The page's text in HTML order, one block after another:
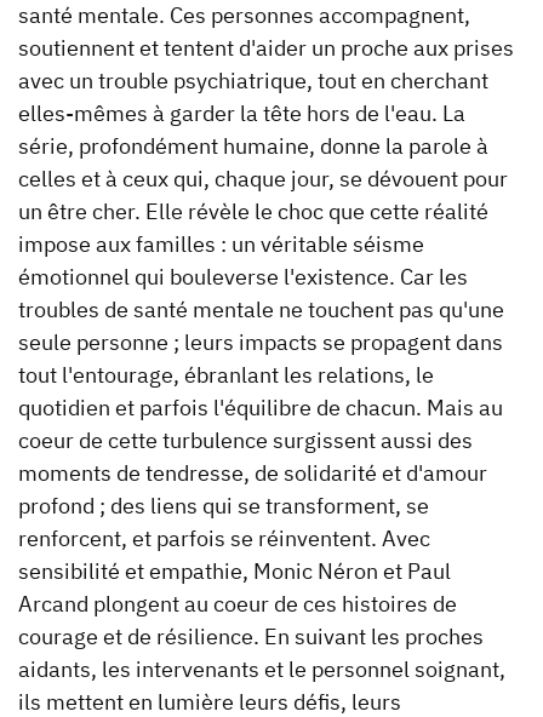
santé mentale. Ces personnes accompagnent,
soutiennent et tentent d'aider un proche aux prises
avec un trouble psychiatrique, tout en cherchant
elles-mêmes à garder la tête hors de l'eau. La
série, profondément humaine, donne la parole à
celles et à ceux qui, chaque jour, se dévouent pour
un être cher. Elle révèle le choc que cette réalité
impose aux familles : un véritable séisme
émotionnel qui bouleverse l'existence. Car les
troubles de santé mentale ne touchent pas qu'une
seule personne ; leurs impacts se propagent dans
tout l'entourage, ébranlant les relations, le
quotidien et parfois l'équilibre de chacun. Mais au
coeur de cette turbulence surgissent aussi des
moments de tendresse, de solidarité et d'amour
profond ; des liens qui se transforment, se
renforcent, et parfois se réinventent. Avec
sensibilité et empathie, Monic Néron et Paul
Arcand plongent au coeur de ces histoires de
courage et de résilience. En suivant les proches
aidants, les intervenants et le personnel soignant,
ils mettent en lumière leurs défis, leurs